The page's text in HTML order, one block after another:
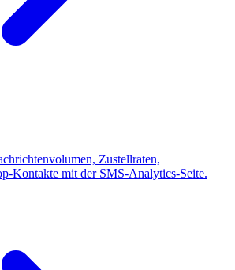
Zustellraten,
Kontakte mit der SMS-Analytics-Seite.